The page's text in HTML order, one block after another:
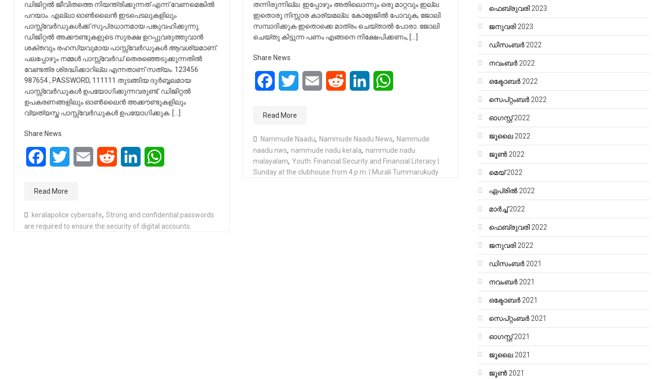
ഡിജിറ്റൽ ജീവിതത്തെ നിയന്ത്രിക്കുന്നത് എന്ന് വേണമെങ്കിൽ
പറയാം. എല്ലാ ഓൺലൈൻ ഇടപെടലുകളിലും
പാസ്സ്‌വേർഡുകൾക്ക് സുപ്രധാനമായ പങ്കുവഹിക്കുന്നു.
ഡിജിറ്റൽ അക്കൗണ്ടുകളുടെ സുരക്ഷ ഉറപ്പുവരുത്തുവാൻ
ശക്തവും രഹസ്യവുമായ പാസ്സ്‌വേർഡുകൾ ആവശ്യമാണ്.
പലപ്പോഴും നമ്മൾ പാസ്സ്‌വേർഡ് തെരഞ്ഞെടുക്കുന്നതിൽ
വേണ്ടത്ര ശ്രദ്ധിക്കാറില്ല എന്നതാണ് സത്യം. 123456
987654 , PASSWORD, 111111 തുടങ്ങിയ ദുർബ്ബലമായ
പാസ്സ്‌വേർഡുകൾ ഉപയോഗിക്കുന്നവരുണ്ട്. ഡിജിറ്റൽ
ഉപകരണങ്ങളിലും ഓൺലൈൻ അക്കൗണ്ടുകളിലും
വ്യത്യസ്ത പാസ്സ്‌വേർഡുകൾ ഉപയോഗിക്കുക. […]
Share News
FacebookTwitter Email Reddit LinkedIn
Read More
keralapolice cybersafe, Strong and confidential passwords
are required to ensure the security of digital accounts.
തന്നിരുന്നില്ല. ഇപ്പോഴും അതിലൊന്നും ഒരു മാറ്റവും ഇല്ല.
ഇതൊരു നിസ്സാര കാര്യമല്ല. കോളേജിൽ പോവുക, ജോലി
സമ്പാദിക്കുക ഇതൊക്കെ മാത്രം ചെയ്താൽ പോരാ. ജോലി
ചെയ്തു കിട്ടുന്ന പണം എങ്ങനെ നിക്ഷേപിക്കണം, […]
Share News
FacebookTwitter Email Reddit LinkedIn
Read More
Nammude Naadu, Nammude Naadu News, Nammude
naadu nws, nammude nadu kerala, nammude nadu
malayalam, Youth: Financial Security and Financial Literacy |
Sunday at the clubhouse from 4 p.m. | Murali Tummarukudy
ഫെബ്രുവരി 2023
ജനുവരി 2023
ഡിസംബർ 2022
നവംബർ 2022
ഒക്ടോബർ 2022
സെപ്റ്റംബർ 2022
ഓഗസ്റ്റ്‌ 2022
ജൂലൈ 2022
ജൂൺ 2022
മെയ്‌ 2022
ഏപ്രിൽ 2022
മാർച്ച്‌ 2022
ഫെബ്രുവരി 2022
ജനുവരി 2022
ഡിസംബർ 2021
നവംബർ 2021
ഒക്ടോബർ 2021
സെപ്റ്റംബർ 2021
ഓഗസ്റ്റ്‌ 2021
ജൂലൈ 2021
ജൂൺ 2021